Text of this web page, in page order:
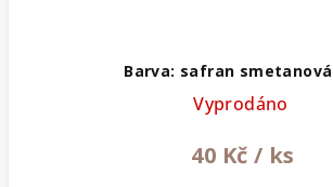
Barva: safran
Vyprodáno
40 Kč / ks